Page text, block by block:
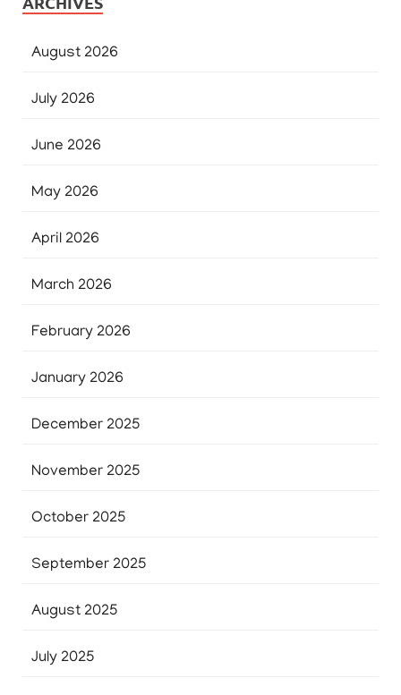
August 2026
July 2026
June 2026
May 2026
April 2026
March 2026
February 2026
January 2026
December 2025
November 2025
October 2025
September 2025
August 2025
July 2025